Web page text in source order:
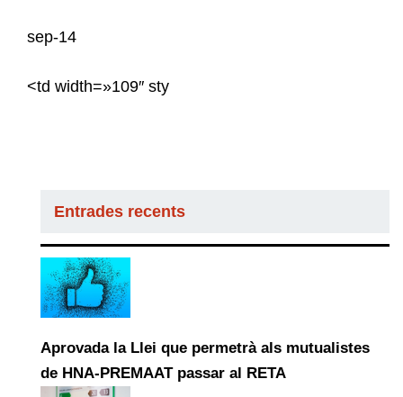
sep-14
<td width=»109″ sty
Entrades recents
Aprovada la Llei que permetrà als mutualistes
de HNA-PREMAAT passar al RETA